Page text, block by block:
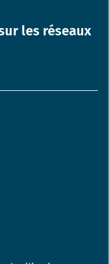
les réseaux